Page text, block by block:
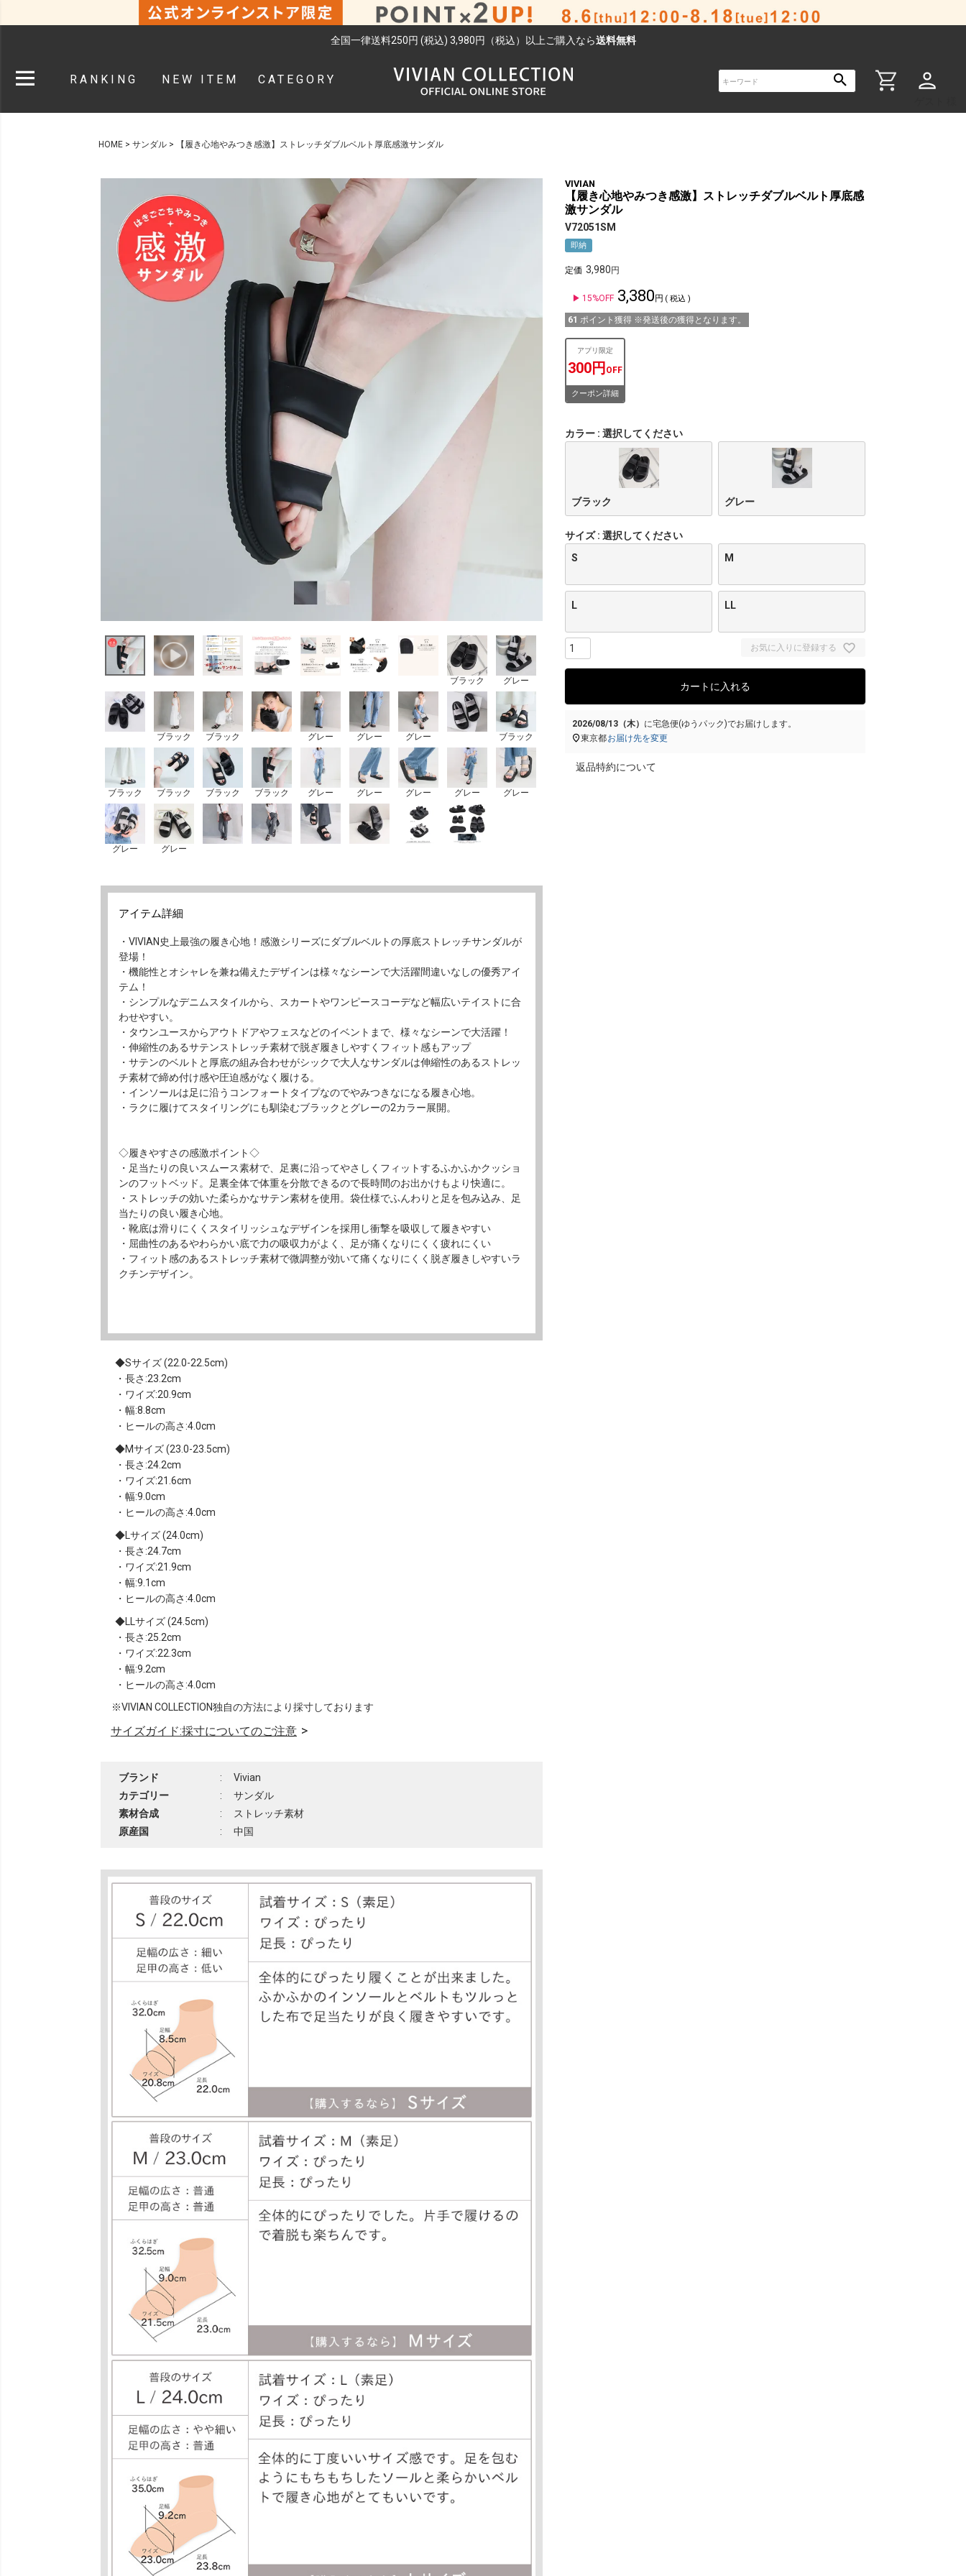
全国一律送料250円 (税込) 3,980円（税込）以上ご購入なら送料無料
RANKING NEW ITEM CATEGORY
検索
HOME サンダル 【履き心地やみつき感激】ストレッチダブルベルト厚底感激サンダル
ブラック グレー
ブラック ブラック グレー グレー グレー ブラック
ブラック ブラック ブラック ブラック グレー グレー グレー グレー グレー
グレー グレー
アイテム詳細
・VIVIAN史上最強の履き心地！感激シリーズにダブルベルトの厚底ストレッチサンダルが
登場！
・機能性とオシャレを兼ね備えたデザインは様々なシーンで大活躍間違いなしの優秀アイ
テム！
・シンプルなデニムスタイルから、スカートやワンピースコーデなど幅広いテイストに合
わせやすい。
・タウンユースからアウトドアやフェスなどのイベントまで、様々なシーンで大活躍！
・伸縮性のあるサテンストレッチ素材で脱ぎ履きしやすくフィット感もアップ
・サテンのベルトと厚底の組み合わせがシックで大人なサンダルは伸縮性のあるストレッ
チ素材で締め付け感や圧迫感がなく履ける。
・インソールは足に沿うコンフォートタイプなのでやみつきなになる履き心地。
・ラクに履けてスタイリングにも馴染むブラックとグレーの2カラー展開。
◇履きやすさの感激ポイント◇
・足当たりの良いスムース素材で、足裏に沿ってやさしくフィットするふかふかクッショ
ンのフットベッド。足裏全体で体重を分散できるので長時間のお出かけもより快適に。
・ストレッチの効いた柔らかなサテン素材を使用。袋仕様でふんわりと足を包み込み、足
当たりの良い履き心地。
・靴底は滑りにくくスタイリッシュなデザインを採用し衝撃を吸収して履きやすい
・屈曲性のあるやわらかい底で力の吸収力がよく、足が痛くなりにくく疲れにくい
・フィット感のあるストレッチ素材で微調整が効いて痛くなりにくく脱ぎ履きしやすいラ
クチンデザイン。
Sサイズ (22.0-22.5cm)
・長さ:23.2cm
・ワイズ:20.9cm
・幅:8.8cm
・ヒールの高さ:4.0cm
Mサイズ (23.0-23.5cm)
・長さ:24.2cm
・ワイズ:21.6cm
・幅:9.0cm
・ヒールの高さ:4.0cm
Lサイズ (24.0cm)
・長さ:24.7cm
・ワイズ:21.9cm
・幅:9.1cm
・ヒールの高さ:4.0cm
LLサイズ (24.5cm)
・長さ:25.2cm
・ワイズ:22.3cm
・幅:9.2cm
・ヒールの高さ:4.0cm
※VIVIAN COLLECTION独自の方法により採寸しております
サイズガイド:採寸についてのご注意
ブランド :
Vivian
カテゴリー
:
サンダル
素材合成
:
ストレッチ素材
原産国
: 中国
VIVIAN
【履き心地やみつき感激】ストレッチダブルベルト厚底感
激サンダル
V72051SM
即納
定価 3,980
15%OFF 3,380 税込
61 ポイント獲得 ※発送後の獲得となります。
アプリ限定
300円 OFF
クーポン詳細
カラー 選択してください
ブラック グレー
サイズ
選択してください
S
M
L LL
お気に入りに登録する
カートに入れる
2026/08/13（木） に宅急便(ゆうパック)でお届けします。
東京都お届け先を変更
返品特約について